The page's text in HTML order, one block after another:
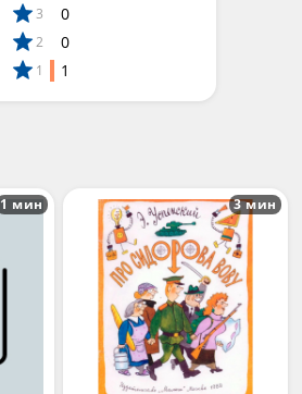
3 0
2 0
1 1
1 мин 3 мин